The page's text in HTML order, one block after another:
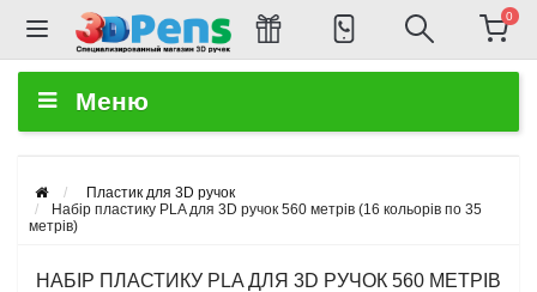
0
Меню
Пластик для 3D ручок
Набір пластику PLA для 3D ручок 560 метрів (16 кольорів по 35
метрів)
НАБІР ПЛАСТИКУ PLA ДЛЯ 3D РУЧОК 560 МЕТРІВ